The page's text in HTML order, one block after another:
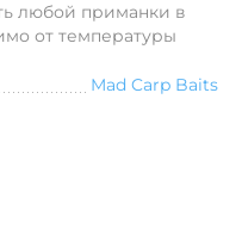
любой приманки в
от температуры
Mad Carp Baits